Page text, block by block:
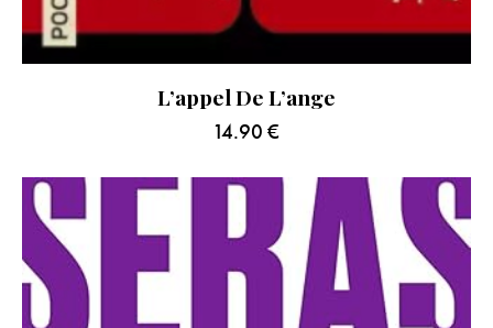
L’appel De L’ange
14.90 €